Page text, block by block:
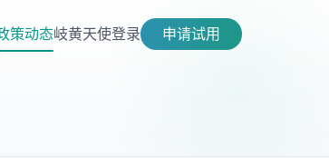
策动态岐黄天使登录 申请试用